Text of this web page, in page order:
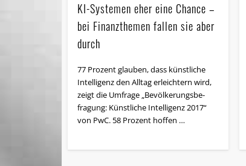
KI-Systemen eher eine Chance –
bei Finanz­themen fallen sie aber
durch
77 Prozent glauben, dass künstliche
Intelligenz den Alltag erleichtern wird,
zeigt die Umfrage „Be­völ­ker­ungs­be­
fragung: Künstliche Intelligenz 2017“
von PwC. 58 Prozent hoffen …